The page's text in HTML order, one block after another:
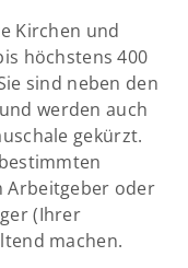
Kirchen und
höchstens 400
sind neben den
werden auch
gekürzt.
Arbeitgeber oder
(Ihrer
machen.